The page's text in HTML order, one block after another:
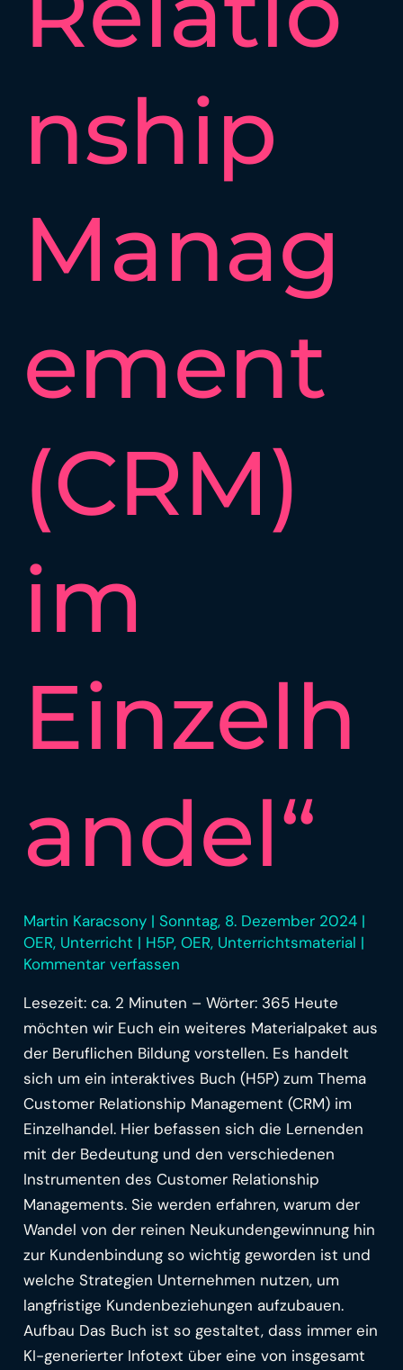
nship
Manag
ement
(CRM)
im
Einzelh
andel“
Martin Karacsony | Sonntag, 8. Dezember 2024 |
OER, Unterricht | H5P,OER, Unterrichtsmaterial |
Kommentar verfassen
Lesezeit: ca. 2 Minuten – Wörter: 365 Heute
möchten wir Euch ein weiteres Materialpaket aus
der Beruflichen Bildung vorstellen. Es handelt
sich um ein interaktives Buch (H5P) zum Thema
Customer Relationship Management (CRM) im
Einzelhandel. Hier befassen sich die Lernenden
mit der Bedeutung und den verschiedenen
Instrumenten des Customer Relationship
Managements. Sie werden erfahren, warum der
Wandel von der reinen Neukundengewinnung hin
zur Kundenbindung so wichtig geworden ist und
welche Strategien Unternehmen nutzen, um
langfristige Kundenbeziehungen aufzubauen.
Aufbau Das Buch ist so gestaltet, dass immer ein
KI-generierter Infotext über eine von insgesamt